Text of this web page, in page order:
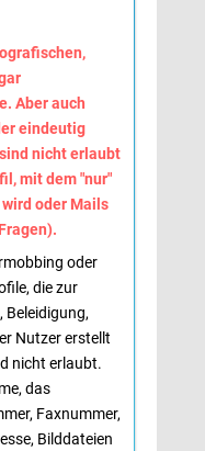
Aber auch
eindeutig
nicht erlaubt
mit dem "nur"
oder Mails
oder
die zur
Beleidigung,
Nutzer erstellt
nicht erlaubt.
das
Faxnummer,
Bilddateien